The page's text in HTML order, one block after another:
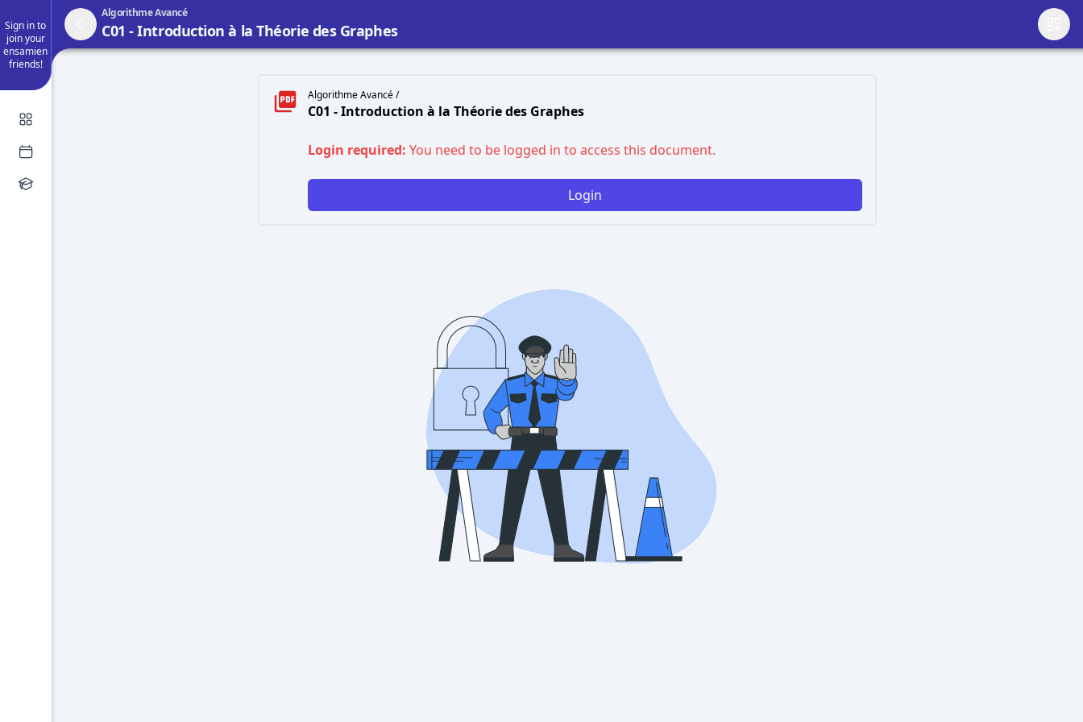
Sign in to
join your
ensamien
friends!
Algorithme Avancé
C01 - Introduction à la Théorie des Graphes
Algorithme Avancé /
C01 - Introduction à la Théorie des Graphes
Login required: You need to be logged in to access this document.
Login